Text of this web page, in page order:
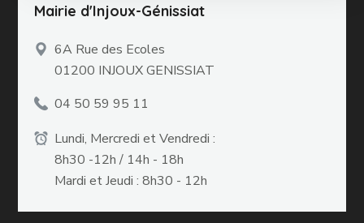
Mairie d'Injoux-Génissiat
6A Rue des Ecoles
01200 INJOUX GENISSIAT
04 50 59 95 11
Lundi, Mercredi et Vendredi :
8h30 -12h / 14h - 18h
Mardi et Jeudi : 8h30 - 12h